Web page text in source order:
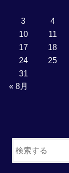
3
4
10
11
17
18
24
25
31
« 8月